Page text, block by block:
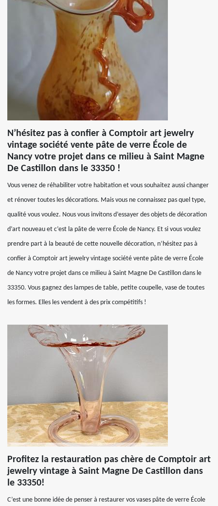
N’hésitez pas à confier à Comptoir art jewelry
vintage société vente pâte de verre École de
Nancy votre projet dans ce milieu à Saint Magne
De Castillon dans le 33350 !
Vous venez de réhabiliter votre habitation et vous souhaitez aussi changer
et rénover toutes les décorations. Mais vous ne connaissez pas quel type,
qualité vous voulez. Nous vous invitons d’essayer des objets de décoration
d’art nouveau et c’est la pâte de verre École de Nancy. Et si vous voulez
prendre part à la beauté de cette nouvelle décoration, n’hésitez pas à
confier à Comptoir art jewelry vintage société vente pâte de verre École
de Nancy votre projet dans ce milieu à Saint Magne De Castillon dans le
33350. Vous gagnez des lampes de table, petite coupelle, vase de toutes
les formes. Elles les vendent à des prix compétitifs !
Profitez la restauration pas chère de Comptoir art
jewelry vintage à Saint Magne De Castillon dans
le 33350!
C’est une bonne idée de penser à restaurer vos vases pâte de verre École